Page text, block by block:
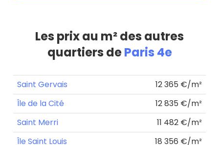
Les prix au m² des autres
quartiers deParis 4e
Saint Gervais
12 365 €/m²
Île de la Cité
12 835 €/m²
Saint Merri
11 482 €/m²
Île Saint Louis
18 356 €/m²